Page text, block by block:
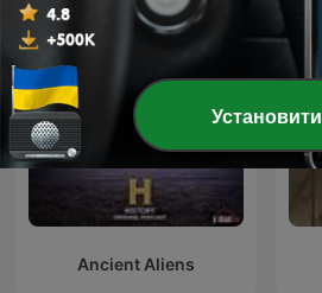
Ancient Aliens
Установити